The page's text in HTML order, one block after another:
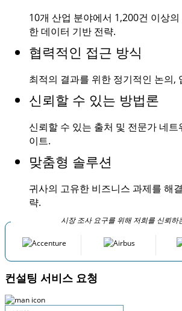
10개 산업 분야에서 1,200건 이상
한 데이터 기반 전략.
협력적인 접근 방식
최적의 결과를 위한 정기적인 논의,
신뢰할 수 있는 방법론
신뢰할 수 있는 출처 및 전문가 네
이트.
맞춤형 솔루션
귀사의 고유한 비즈니스 과제를 해
략.
시장 조사 요구를 위해 저희를 신뢰하
컨설팅 서비스 요청